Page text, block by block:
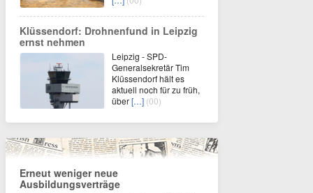
Klüssendorf: Drohnenfund in Leipzig
ernst nehmen
Leipzig - SPD-
Generalsekretär Tim
Klüssendorf hält es
aktuell noch für zu früh,
über[…] (00)
Erneut weniger neue
Ausbildungsverträge